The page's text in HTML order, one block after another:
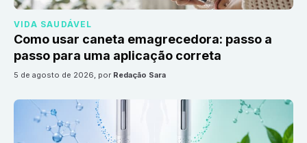
VIDA SAUDÁVEL
Como usar caneta emagrecedora: passo a
passo para uma aplicação correta
5 de agosto de 2026, por Redação Sara